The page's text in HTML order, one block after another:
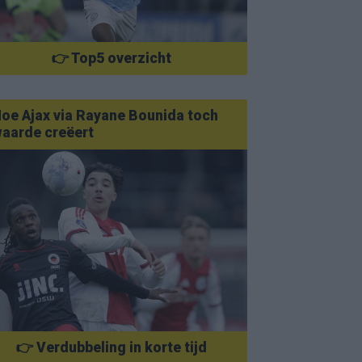
👉 Top5 overzicht
Ajax via Rayane Bounida toch
creëert
👉 Verdubbeling in korte tijd